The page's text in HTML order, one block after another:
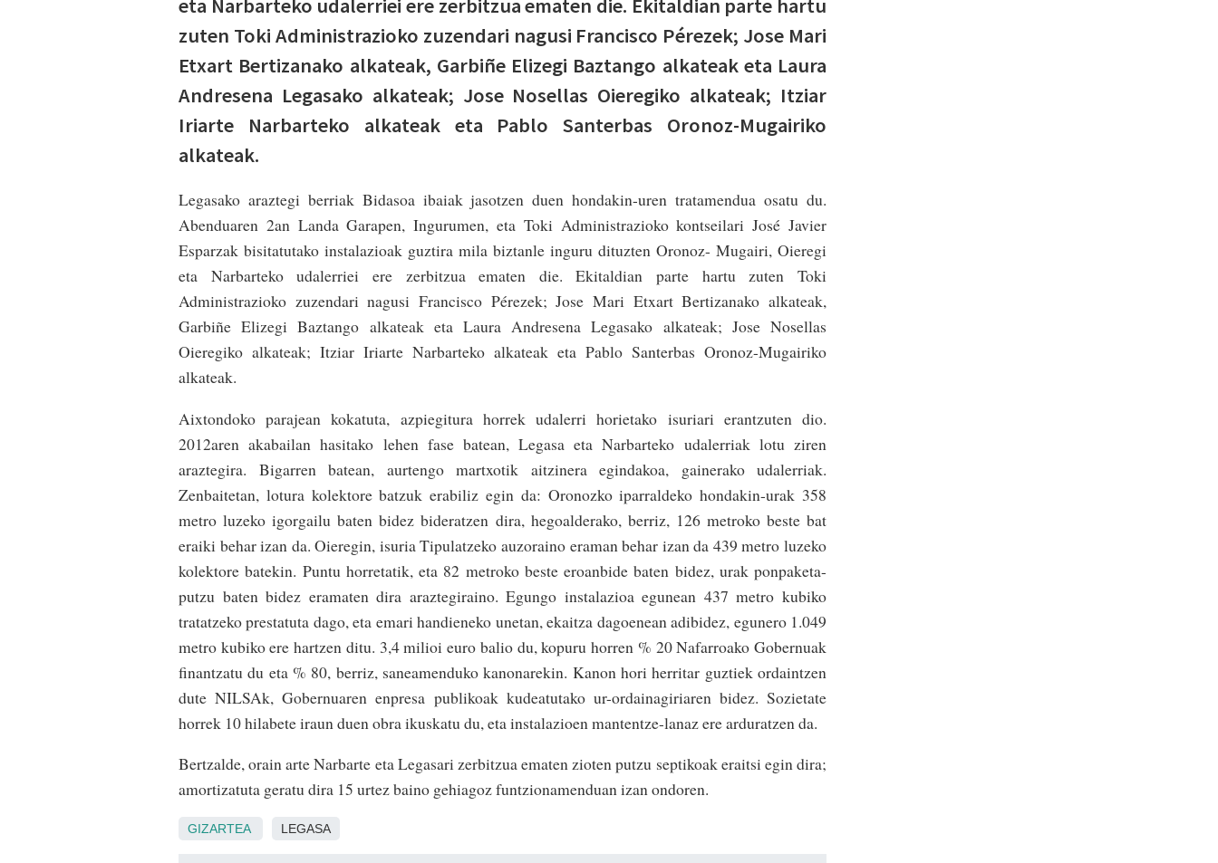
eta Narbarteko udalerriei ere zerbitzua ematen die. Ekitaldian parte hartu
zuten Toki Administrazioko zuzendari nagusi Francisco Pérezek; Jose Mari
Etxart Bertizanako alkateak, Garbiñe Elizegi Baztango alkateak eta Laura
Andresena Legasako alkateak; Jose Nosellas Oieregiko alkateak; Itziar
Iriarte Narbarteko alkateak eta Pablo Santerbas Oronoz-Mugairiko
alkateak.
Legasako araztegi berriak Bidasoa ibaiak jasotzen duen hondakin-uren tratamendua osatu du.
Abenduaren 2an Landa Garapen, Ingurumen, eta Toki Administrazioko kontseilari José Javier
Esparzak bisitatutako instalazioak guztira mila biztanle inguru dituzten Oronoz- Mugairi, Oieregi
eta Narbarteko udalerriei ere zerbitzua ematen die. Ekitaldian parte hartu zuten Toki
Administrazioko zuzendari nagusi Francisco Pérezek; Jose Mari Etxart Bertizanako alkateak,
Garbiñe Elizegi Baztango alkateak eta Laura Andresena Legasako alkateak; Jose Nosellas
Oieregiko alkateak; Itziar Iriarte Narbarteko alkateak eta Pablo Santerbas Oronoz-Mugairiko
alkateak.
Aixtondoko parajean kokatuta, azpiegitura horrek udalerri horietako isuriari erantzuten dio.
2012aren akabailan hasitako lehen fase batean, Legasa eta Narbarteko udalerriak lotu ziren
araztegira. Bigarren batean, aurtengo martxotik aitzinera egindakoa, gainerako udalerriak.
Zenbaitetan, lotura kolektore batzuk erabiliz egin da: Oronozko iparraldeko hondakin-urak 358
metro luzeko igorgailu baten bidez bideratzen dira, hegoalderako, berriz, 126 metroko beste bat
eraiki behar izan da. Oieregin, isuria Tipulatzeko auzoraino eraman behar izan da 439 metro luzeko
kolektore batekin. Puntu horretatik, eta 82 metroko beste eroanbide baten bidez, urak ponpaketa-
putzu baten bidez eramaten dira araztegiraino. Egungo instalazioa egunean 437 metro kubiko
tratatzeko prestatuta dago, eta emari handieneko unetan, ekaitza dagoenean adibidez, egunero 1.049
metro kubiko ere hartzen ditu. 3,4 milioi euro balio du, kopuru horren % 20 Nafarroako Gobernuak
finantzatu du eta % 80, berriz, saneamenduko kanonarekin. Kanon hori herritar guztiek ordaintzen
dute NILSAk, Gobernuaren enpresa publikoak kudeatutako ur-ordainagiriaren bidez. Sozietate
horrek 10 hilabete iraun duen obra ikuskatu du, eta instalazioen mantentze-lanaz ere arduratzen da.
Bertzalde, orain arte Narbarte eta Legasari zerbitzua ematen zioten putzu septikoak eraitsi egin dira;
amortizatuta geratu dira 15 urtez baino gehiagoz funtzionamenduan izan ondoren.
GIZARTEA LEGASA